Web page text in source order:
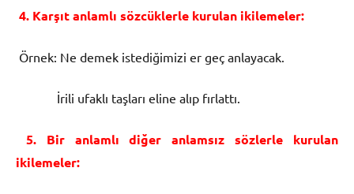
4. Karşıt anlamlı sözcüklerle kurulan ikilemeler:
Örnek: Ne demek istediğimizi er geç anlayacak.
İrili ufaklı taşları eline alıp fırlattı.
5. Bir anlamlı diğer anlamsız sözlerle kurulan
ikilemeler: